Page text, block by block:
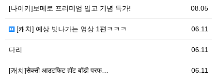
08.05
[나이키]보메로 프리미엄 입고 기념 특가!
06.11
[캐치] 예상 빗나가는 영상 1편ㅋㅋㅋ
06.11
다리
06.11
[캐치]सेक्सी आउटफिट हॉट बॉडी परफ…